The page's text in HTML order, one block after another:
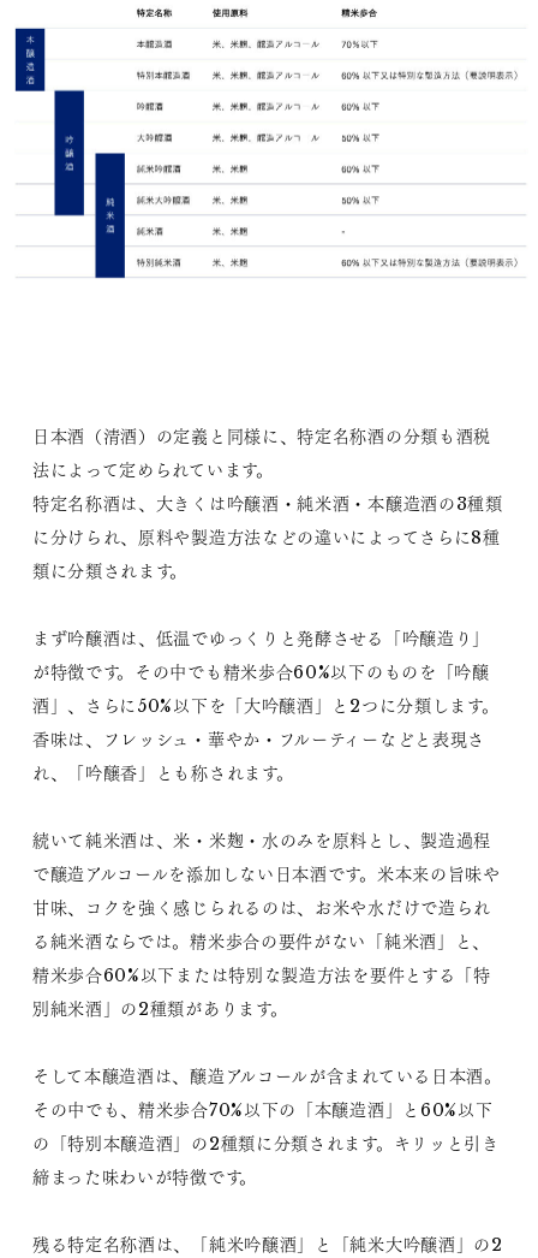
日本酒（清酒）の定義と同様に、特定名称酒の分類も酒税
法によって定められています。
特定名称酒は、大きくは吟醸酒・純米酒・本醸造酒の3種類
に分けられ、原料や製造方法などの違いによってさらに8種
類に分類されます。
まず吟醸酒は、低温でゆっくりと発酵させる「吟醸造り」
が特徴です。その中でも精米歩合60%以下のものを「吟醸
酒」、さらに50%以下を「大吟醸酒」と2つに分類します。
香味は、フレッシュ・華やか・フルーティーなどと表現さ
れ、「吟醸香」とも称されます。
続いて純米酒は、米・米麹・水のみを原料とし、製造過程
で醸造アルコールを添加しない日本酒です。米本来の旨味や
甘味、コクを強く感じられるのは、お米や水だけで造られ
る純米酒ならでは。精米歩合の要件がない「純米酒」と、
精米歩合60%以下または特別な製造方法を要件とする「特
別純米酒」の2種類があります。
そして本醸造酒は、醸造アルコールが含まれている日本酒。
その中でも、精米歩合70%以下の「本醸造酒」と60%以下
の「特別本醸造酒」の2種類に分類されます。キリッと引き
締まった味わいが特徴です。
残る特定名称酒は、「純米吟醸酒」と「純米大吟醸酒」の2